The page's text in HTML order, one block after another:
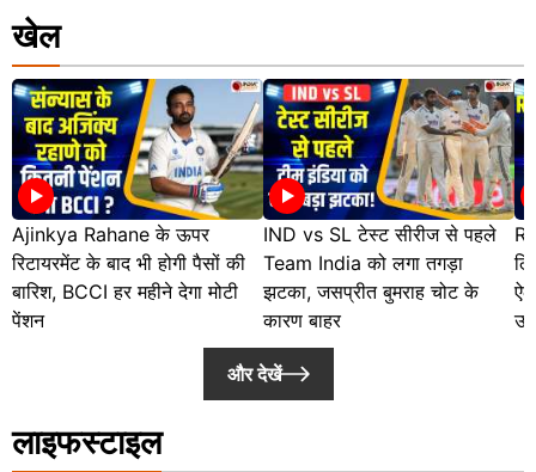
खेल
Ajinkya Rahane के ऊपर
रिटायरमेंट के बाद भी होगी पैसों की
बारिश, BCCI हर महीने देगा मोटी
पेंशन
IND vs SL टेस्ट सीरीज से पहले
Team India को लगा तगड़ा
झटका, जसप्रीत बुमराह चोट के
कारण बाहर
और देखें
लाइफस्टाइल